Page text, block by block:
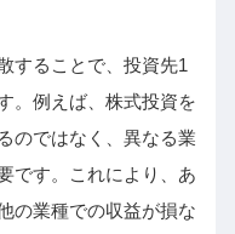
することで、投資先1
。例えば、株式投資を
のではなく、異なる業
です。これにより、あ
の業種での収益が損な